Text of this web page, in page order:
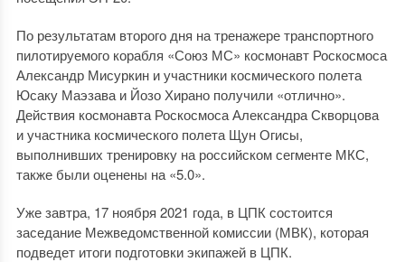
По результатам второго дня на тренажере транспортного
пилотируемого корабля «Союз МС» космонавт Роскосмоса
Александр Мисуркин и участники космического полета
Юсаку Маэзава и Йозо Хирано получили «отлично».
Действия космонавта Роскосмоса Александра Скворцова
и участника космического полета Щун Огисы,
выполнивших тренировку на российском сегменте МКС,
также были оценены на «5.0».
Уже завтра, 17 ноября 2021 года, в ЦПК состоится
заседание Межведомственной комиссии (МВК), которая
подведет итоги подготовки экипажей в ЦПК.